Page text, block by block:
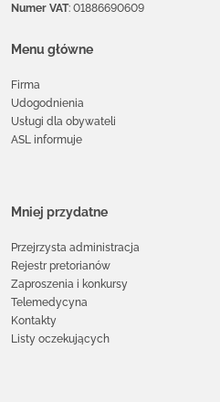
Numer VAT: 01886690609
Menu główne
Firma
Udogodnienia
Usługi dla obywateli
ASL informuje
Mniej przydatne
Przejrzysta administracja
Rejestr pretorianów
Zaproszenia i konkursy
Telemedycyna
Kontakty
Listy oczekujących